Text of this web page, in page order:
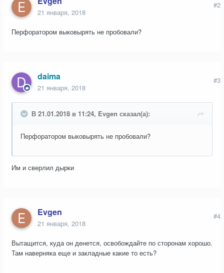
21 января, 2018
#2
Перфоратором выковырять не пробовали?
daima
21 января, 2018
#3
В 21.01.2018 в 11:24, Evgen сказал(а):
Перфоратором выковырять не пробовали?
Им и сверлил дырки
Evgen
21 января, 2018
#4
Вытащится, куда он денется, освобождайте по сторонам хорошо.
Там наверняка еще и закладные какие то есть?